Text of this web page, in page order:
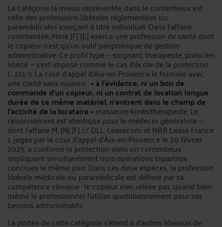
La catégorie la mieux représentée dans le contentieux est
celle des professions libérales réglementées ou
paramédicales exerçant à titre individuel. Dans l’affaire
commentée, Mme [F] [E] exerce une profession de santé dont
le copieur n’est qu’un outil périphérique de gestion
administrative. Ce profil type — soignant, thérapeute, praticien
libéral — s’est imposé comme le cas d’école de la protection
L. 221-3. La cour d’appel d’Aix-en-Provence le formule avec
une clarté sans nuance :« à l’évidence, ni un bon de
commande d’un copieur, ni un contrat de location longue
durée de ce même matériel, n’entrent dans le champ de
l’activité de la locataire »masseure-kinésithérapeute. Le
raisonnement est identique pour le médecin généraliste —
dont l’affaire M. [N] [F] c/ DLL, Leasecom et NBB Lease France
1, jugée par la cour d’appel d’Aix-en-Provence le 20 février
2025, a confirmé la protection dans un contentieux
impliquant simultanément trois opérations tripartites
conclues le même jour. Dans ces deux espèces, la profession
libérale médicale ou paramédicale est définie par sa
compétence clinique : le copieur n’en relève pas, quand bien
même le professionnel l’utilise quotidiennement pour ses
besoins administratifs.
La portée de cette catégorie s’étend à d’autres libéraux de